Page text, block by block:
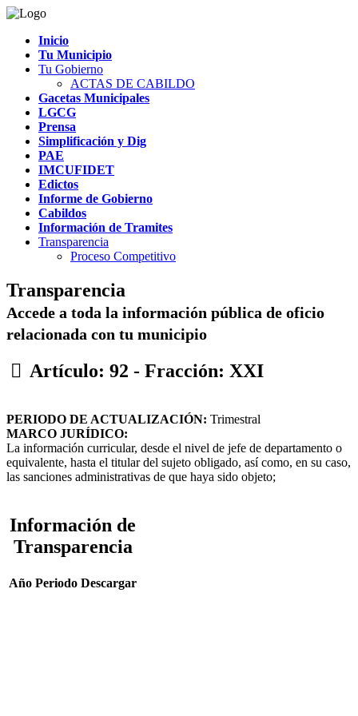
Inicio
Tu Municipio
Tu Gobierno
ACTAS DE CABILDO
Gacetas Municipales
LGCG
Prensa
Simplificación y Dig
PAE
IMCUFIDET
Edictos
Informe de Gobierno
Cabildos
Información de Tramites
Transparencia
Proceso Competitivo
Transparencia
Accede a toda la información pública de oficio
relacionada con tu municipio
Artículo: 92 - Fracción: XXI
PERIODO DE ACTUALIZACIÓN: Trimestral
MARCO JURÍDICO:
La información curricular, desde el nivel de jefe de departamento o
equivalente, hasta el titular del sujeto obligado, así como, en su caso,
las sanciones administrativas de que haya sido objeto;
Información de
Transparencia
Año Periodo Descargar